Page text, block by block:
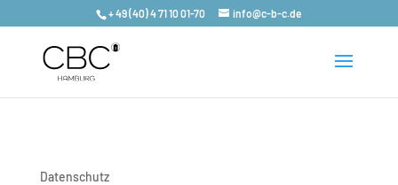
+ 49 (40) 4 71 10 01-70 info@c-b-c.de
Datenschutz